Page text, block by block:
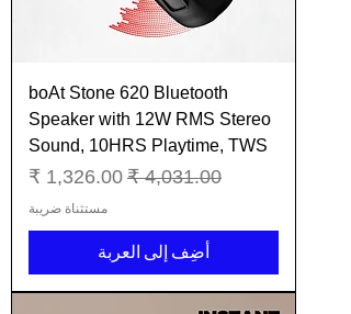
boAt Stone 620 Bluetooth
Speaker with 12W RMS Stereo
Sound, 10HRS Playtime, TWS
سعر عادي سعر البيع
مستثناة ضريبة
أضِف إلى العربة